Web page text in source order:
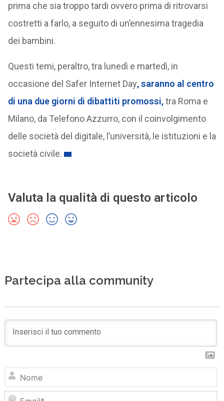
prima che sia troppo tardi ovvero prima di ritrovarsi
costretti a farlo, a seguito di un’ennesima tragedia
dei bambini.
Questi temi, peraltro, tra lunedì e martedì, in
occasione del Safer Internet Day, saranno al centro
di una due giorni di dibattiti promossi,tra Roma e
Milano, da Telefono Azzurro, con il coinvolgimento
delle società del digitale, l’università, le istituzioni e la
società civile.
Valuta la qualità di questo articolo
Partecipa alla community